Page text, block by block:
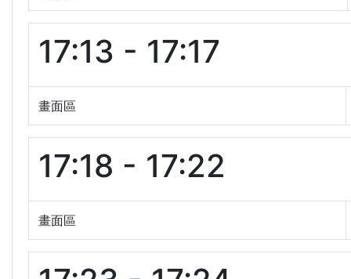
17:13 - 17:17
畫面區
17:18 - 17:22
畫面區